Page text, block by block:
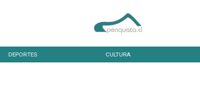
DEPORTES CULTURA